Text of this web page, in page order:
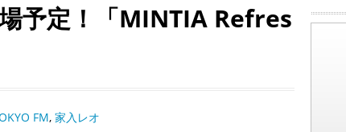
予定！「MINTIA Refres
FM, 家入レオ